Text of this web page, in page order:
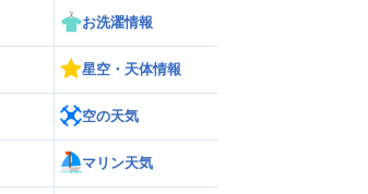
お洗濯情報
星空・天体情報
空の天気
マリン天気